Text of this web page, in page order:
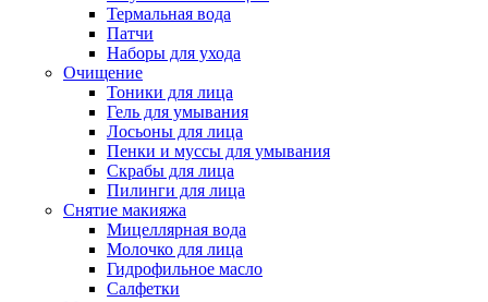
Термальная вода
Патчи
Наборы для ухода
Очищение
Тоники для лица
Гель для умывания
Лосьоны для лица
Пенки и муссы для умывания
Скрабы для лица
Пилинги для лица
Снятие макияжа
Мицеллярная вода
Молочко для лица
Гидрофильное масло
Салфетки